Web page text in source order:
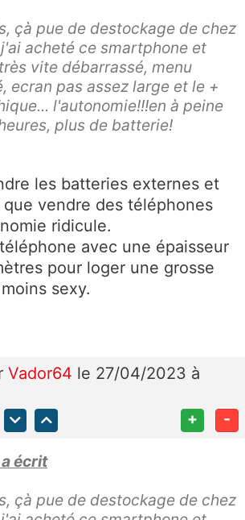
çà pue de destockage de chez
acheté ce smartphone et
vite débarrassé, menu
ecran pas assez large et le +
l'autonomie!!!en à peine
plus de batterie!
les batteries externes et
vendre des téléphones
ridicule.
avec une épaisseur
pour loger une grosse
sexy.
Vador64 le 27/04/2023 à
+ -
écrit
çà pue de destockage de chez